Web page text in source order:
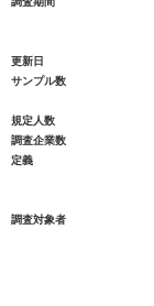
更新日
サンプル数
規定人数
調査企業数
定義
調査対象者